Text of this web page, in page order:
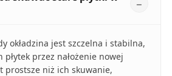
okładzina jest szczelna i stabilna,
przez nałożenie nowej
prostsze niż ich skuwanie,